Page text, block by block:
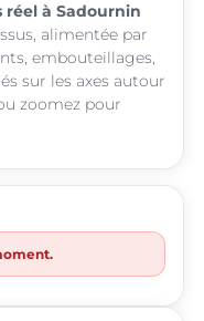
à Sadournin
alimentée par
embouteillages,
sur les axes autour
zoomez pour